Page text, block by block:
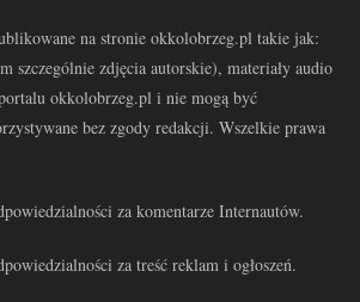
na stronie okkolobrzeg.pl takie jak:
szczególnie zdjęcia autorskie), materiały audio
okkolobrzeg.pl i nie mogą być
bez zgody redakcji. Wszelkie prawa
za komentarze Internautów.
za treść reklam i ogłoszeń.